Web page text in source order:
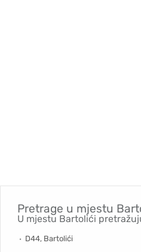
Pretrage u mjestu
U mjestu Bartolići
D44, Bartolići